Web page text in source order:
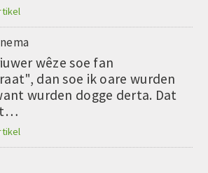
wêze soe fan
dan soe ik oare wurden
wurden dogge derta. Dat